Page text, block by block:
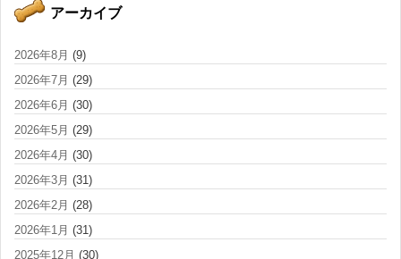
アーカイブ
2026年8月 (9)
2026年7月 (29)
2026年6月 (30)
2026年5月 (29)
2026年4月 (30)
2026年3月 (31)
2026年2月 (28)
2026年1月 (31)
2025年12月 (30)